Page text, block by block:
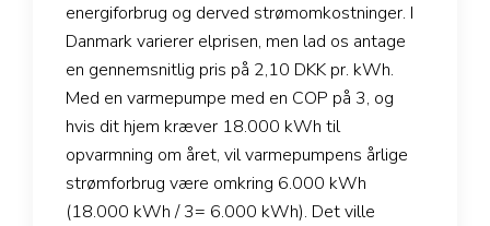
energiforbrug og derved strømomkostninger. I
Danmark varierer elprisen, men lad os antage
en gennemsnitlig pris på 2,10 DKK pr. kWh.
Med en varmepumpe med en COP på 3, og
hvis dit hjem kræver 18.000 kWh til
opvarmning om året, vil varmepumpens årlige
strømforbrug være omkring 6.000 kWh
(18.000 kWh / 3= 6.000 kWh). Det ville